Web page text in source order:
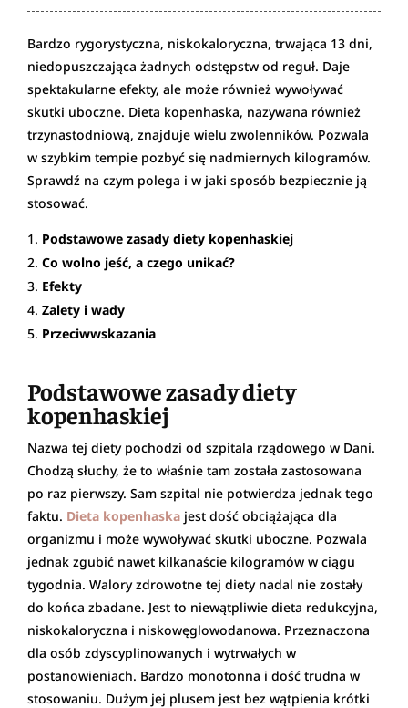
Bardzo rygorystyczna, niskokaloryczna, trwająca 13 dni,
niedopuszczająca żadnych odstępstw od reguł. Daje
spektakularne efekty, ale może również wywoływać
skutki uboczne. Dieta kopenhaska, nazywana również
trzynastodniową, znajduje wielu zwolenników. Pozwala
w szybkim tempie pozbyć się nadmiernych kilogramów.
Sprawdź na czym polega i w jaki sposób bezpiecznie ją
stosować.
Podstawowe zasady diety kopenhaskiej
Co wolno jeść, a czego unikać?
Efekty
Zalety i wady
Przeciwwskazania
Podstawowe zasady diety
kopenhaskiej
Nazwa tej diety pochodzi od szpitala rządowego w Dani.
Chodzą słuchy, że to właśnie tam została zastosowana
po raz pierwszy. Sam szpital nie potwierdza jednak tego
faktu. Dieta kopenhaska jest dość obciążająca dla
organizmu i może wywoływać skutki uboczne. Pozwala
jednak zgubić nawet kilkanaście kilogramów w ciągu
tygodnia. Walory zdrowotne tej diety nadal nie zostały
do końca zbadane. Jest to niewątpliwie dieta redukcyjna,
niskokaloryczna i niskowęglowodanowa. Przeznaczona
dla osób zdyscyplinowanych i wytrwałych w
postanowieniach. Bardzo monotonna i dość trudna w
stosowaniu. Dużym jej plusem jest bez wątpienia krótki